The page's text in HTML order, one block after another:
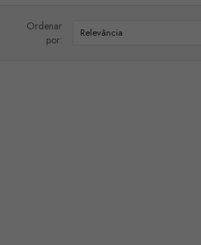
Ordenar
por:
Relevância